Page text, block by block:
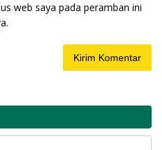
web saya pada peramban ini